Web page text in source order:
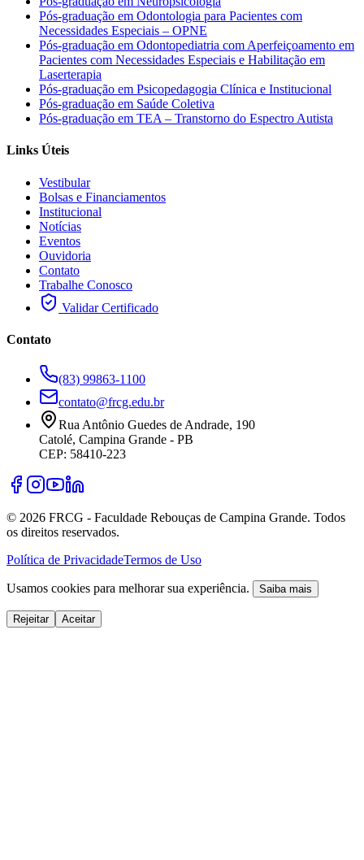
Pós-graduação em Odontologia para Pacientes com
Necessidades Especiais – OPNE
Pós-graduação em Odontopediatria com Aperfeiçoamento em
Pacientes com Necessidades Especiais e Habilitação em
Laserterapia
Pós-graduação em Psicopedagogia Clínica e Institucional
Pós-graduação em Saúde Coletiva
Pós-graduação em TEA – Transtorno do Espectro Autista
Links Úteis
Vestibular
Bolsas e Financiamentos
Institucional
Notícias
Eventos
Ouvidoria
Contato
Trabalhe Conosco
Validar Certificado
Contato
(83) 99863-1100
contato@frcg.edu.br
Rua Antônio Guedes de Andrade, 190
Catolé, Campina Grande - PB
CEP: 58410-223
© 2026 FRCG - Faculdade Rebouças de Campina Grande. Todos
os direitos reservados.
Política de PrivacidadeTermos de Uso
Usamos cookies para melhorar sua experiência. Saiba mais
Rejeitar Aceitar